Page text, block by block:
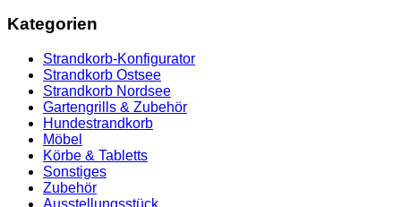
Kategorien
Strandkorb-Konfigurator
Strandkorb Ostsee
Strandkorb Nordsee
Gartengrills & Zubehör
Hundestrandkorb
Möbel
Körbe & Tabletts
Sonstiges
Zubehör